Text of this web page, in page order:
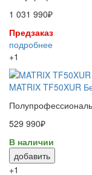
1 031 990₽
Предзаказ
подробнее
+1
MATRIX TF50XUR
529 990₽
В наличии
добавить
+1